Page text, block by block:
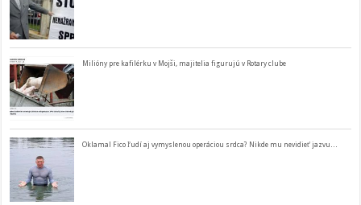
Milióny pre kafilérku v Mojši, majitelia figurujú v Rotary clube
Oklamal Fico ľudí aj vymyslenou operáciou srdca? Nikde mu nevidieť jazvu…